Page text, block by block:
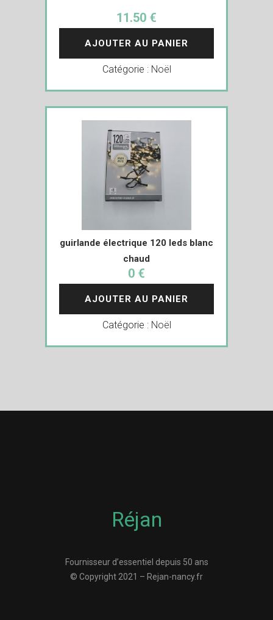
11.50 €
AJOUTER AU PANIER
Catégorie : Noël
guirlande électrique 120 leds blanc
chaud
0 €
AJOUTER AU PANIER
Catégorie : Noël
Réjan
Fournisseur d’essentiel depuis 50 ans
© Copyright 2021 – Rejan-nancy.fr